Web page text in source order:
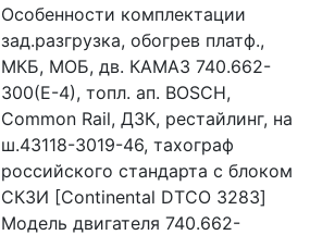
Особенности комплектации
зад.разгрузка, обогрев платф.,
МКБ, МОБ, дв. КАМАЗ 740.662-
300(Е-4), топл. ап. BOSCH,
Common Rail, ДЗК, рестайлинг, на
ш.43118-3019-46, тахограф
российского стандарта с блоком
СКЗИ [Continental DTCO 3283]
Модель двигателя 740.662-